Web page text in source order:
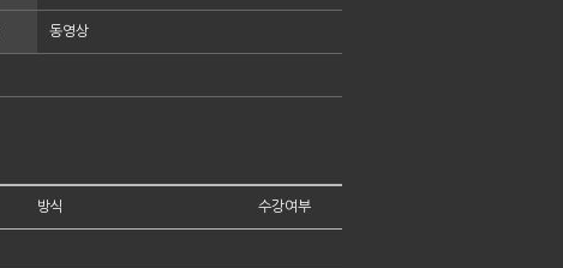
동영상
방식 수강여부